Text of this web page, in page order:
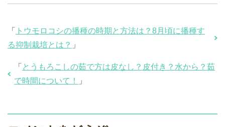
「
トウモロコシの播種の時期と方法は？8月頃に播種す
る抑制栽培とは？ 」
「 とうもろこしの茹で方は皮なし？皮付き？水から？茹
で時間について！
」